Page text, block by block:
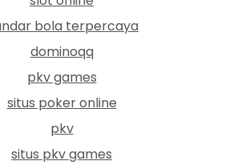
bola terpercaya
dominoqq
pkv games
situs poker online
pkv
situs pkv games